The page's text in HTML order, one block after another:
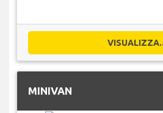
MINIVAN